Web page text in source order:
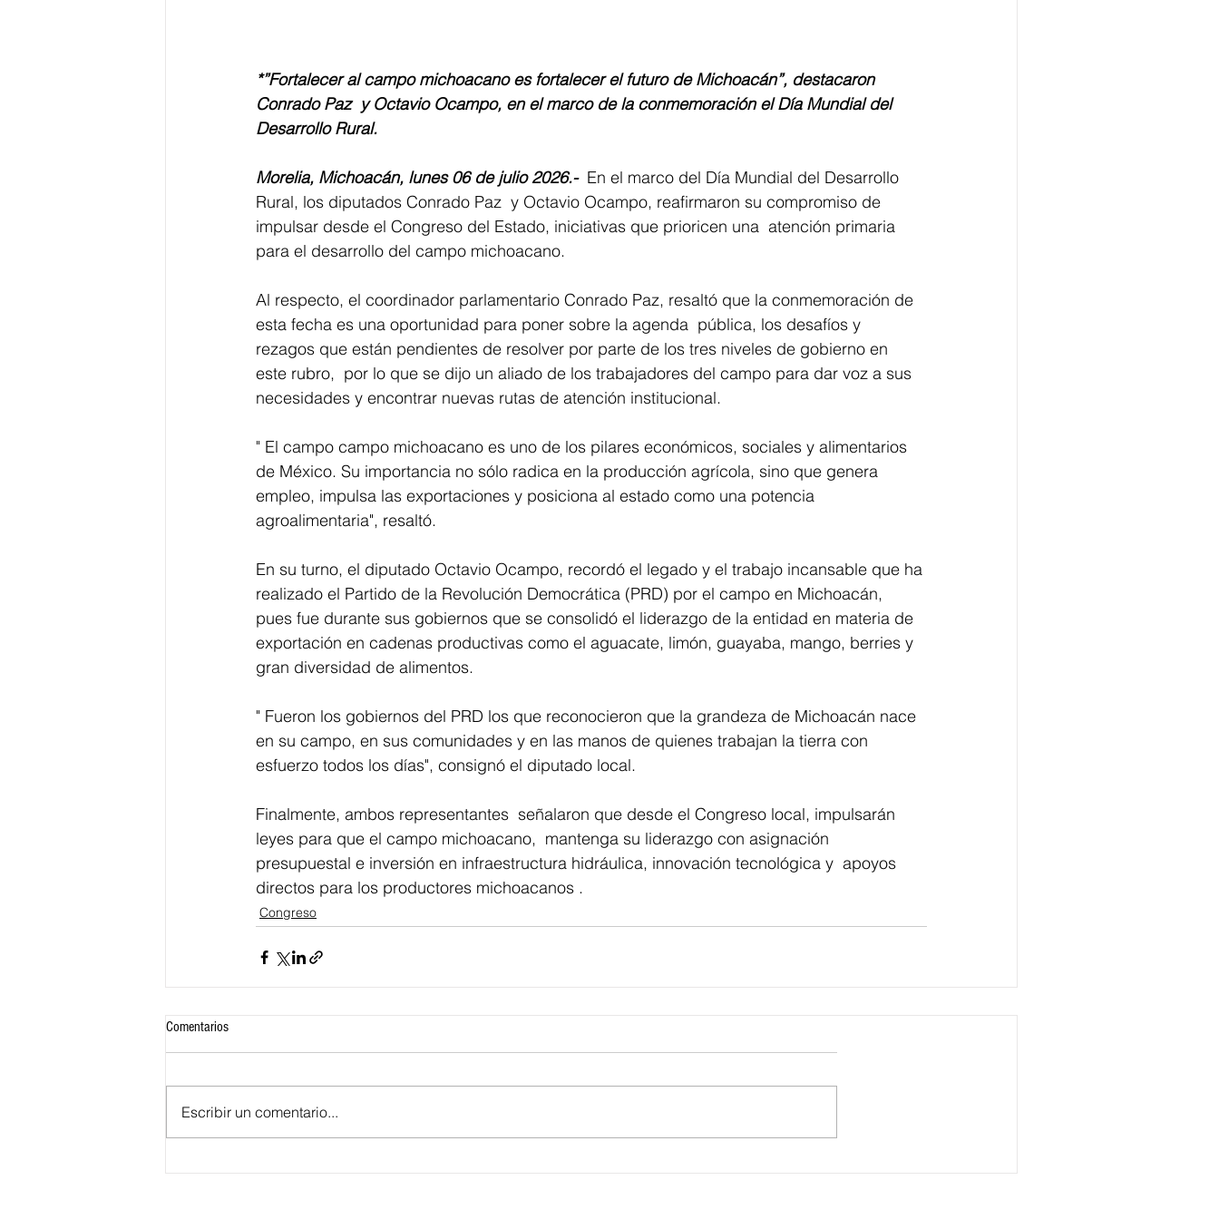
*”Fortalecer al campo michoacano es fortalecer el futuro de Michoacán”, destacaron
Conrado Paz  y Octavio Ocampo, en el marco de la conmemoración el Día Mundial del
Desarrollo Rural.
Morelia, Michoacán, lunes 06 de julio 2026.-
  En el marco del Día Mundial del Desarrollo
Rural, los diputados Conrado Paz  y Octavio Ocampo, reafirmaron su compromiso de
impulsar desde el Congreso del Estado, iniciativas que prioricen una  atención primaria
para el desarrollo del campo michoacano.
Al respecto, el coordinador parlamentario Conrado Paz, resaltó que la conmemoración de
esta fecha es una oportunidad para poner sobre la agenda  pública, los desafíos y
rezagos que están pendientes de resolver por parte de los tres niveles de gobierno en
este rubro,  por lo que se dijo un aliado de los trabajadores del campo para dar voz a sus
necesidades y encontrar nuevas rutas de atención institucional.
" El campo campo michoacano es uno de los pilares económicos, sociales y alimentarios
de México. Su importancia no sólo radica en la producción agrícola, sino que genera
empleo, impulsa las exportaciones y posiciona al estado como una potencia
agroalimentaria", resaltó.
En su turno, el diputado Octavio Ocampo, recordó el legado y el trabajo incansable que ha
realizado el Partido de la Revolución Democrática (PRD) por el campo en Michoacán,
pues fue durante sus gobiernos que se consolidó el liderazgo de la entidad en materia de
exportación en cadenas productivas como el aguacate, limón, guayaba, mango, berries y
gran diversidad de alimentos.
" Fueron los gobiernos del PRD los que reconocieron que la grandeza de Michoacán nace
en su campo, en sus comunidades y en las manos de quienes trabajan la tierra con
esfuerzo todos los días", consignó el diputado local.
Finalmente, ambos representantes  señalaron que desde el Congreso local, impulsarán
leyes para que el campo michoacano,  mantenga su liderazgo con asignación
presupuestal e inversión en infraestructura hidráulica, innovación tecnológica y  apoyos
directos para los productores michoacanos .
Congreso
Comentarios
Escribir un comentario...